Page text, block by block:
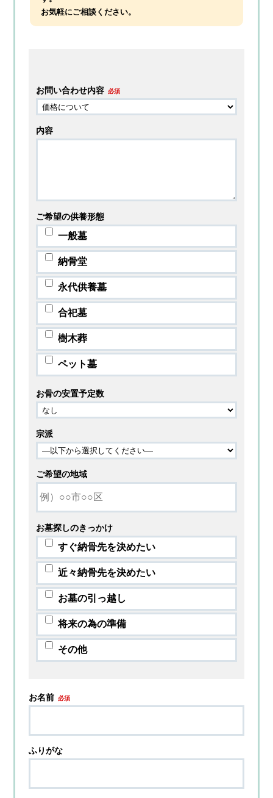
お気軽にご相談ください。
お問い合わせ内容 必須
内容
ご希望の供養形態
一般墓
納骨堂
永代供養墓
合祀墓
樹木葬
ペット墓
お骨の安置予定数
宗派
ご希望の地域
お墓探しのきっかけ
すぐ納骨先を決めたい
近々納骨先を決めたい
お墓の引っ越し
将来の為の準備
その他
お名前 必須
ふりがな